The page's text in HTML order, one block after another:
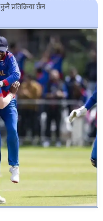
n
कुनै प्रतिक्रिया छैन